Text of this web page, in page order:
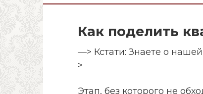
Как поделить
—> Кстати: Знаете о
>
Этап, без которого не